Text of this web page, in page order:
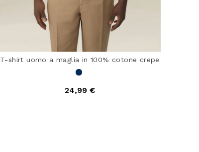
T-shirt uomo a maglia in 100% cotone crepe
24,99 €